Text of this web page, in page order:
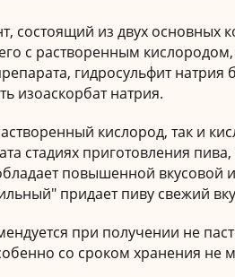
состоящий из двух
с растворенным
гидросульфит
изоаскорбат натрия.
кислород, так и
стадиях приготовления
повышенной
придает пиву свежий
при получении не
со сроком хранения не